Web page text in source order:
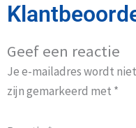
Geef een reactie
Je e-mailadres wordt
zijn gemarkeerd met *